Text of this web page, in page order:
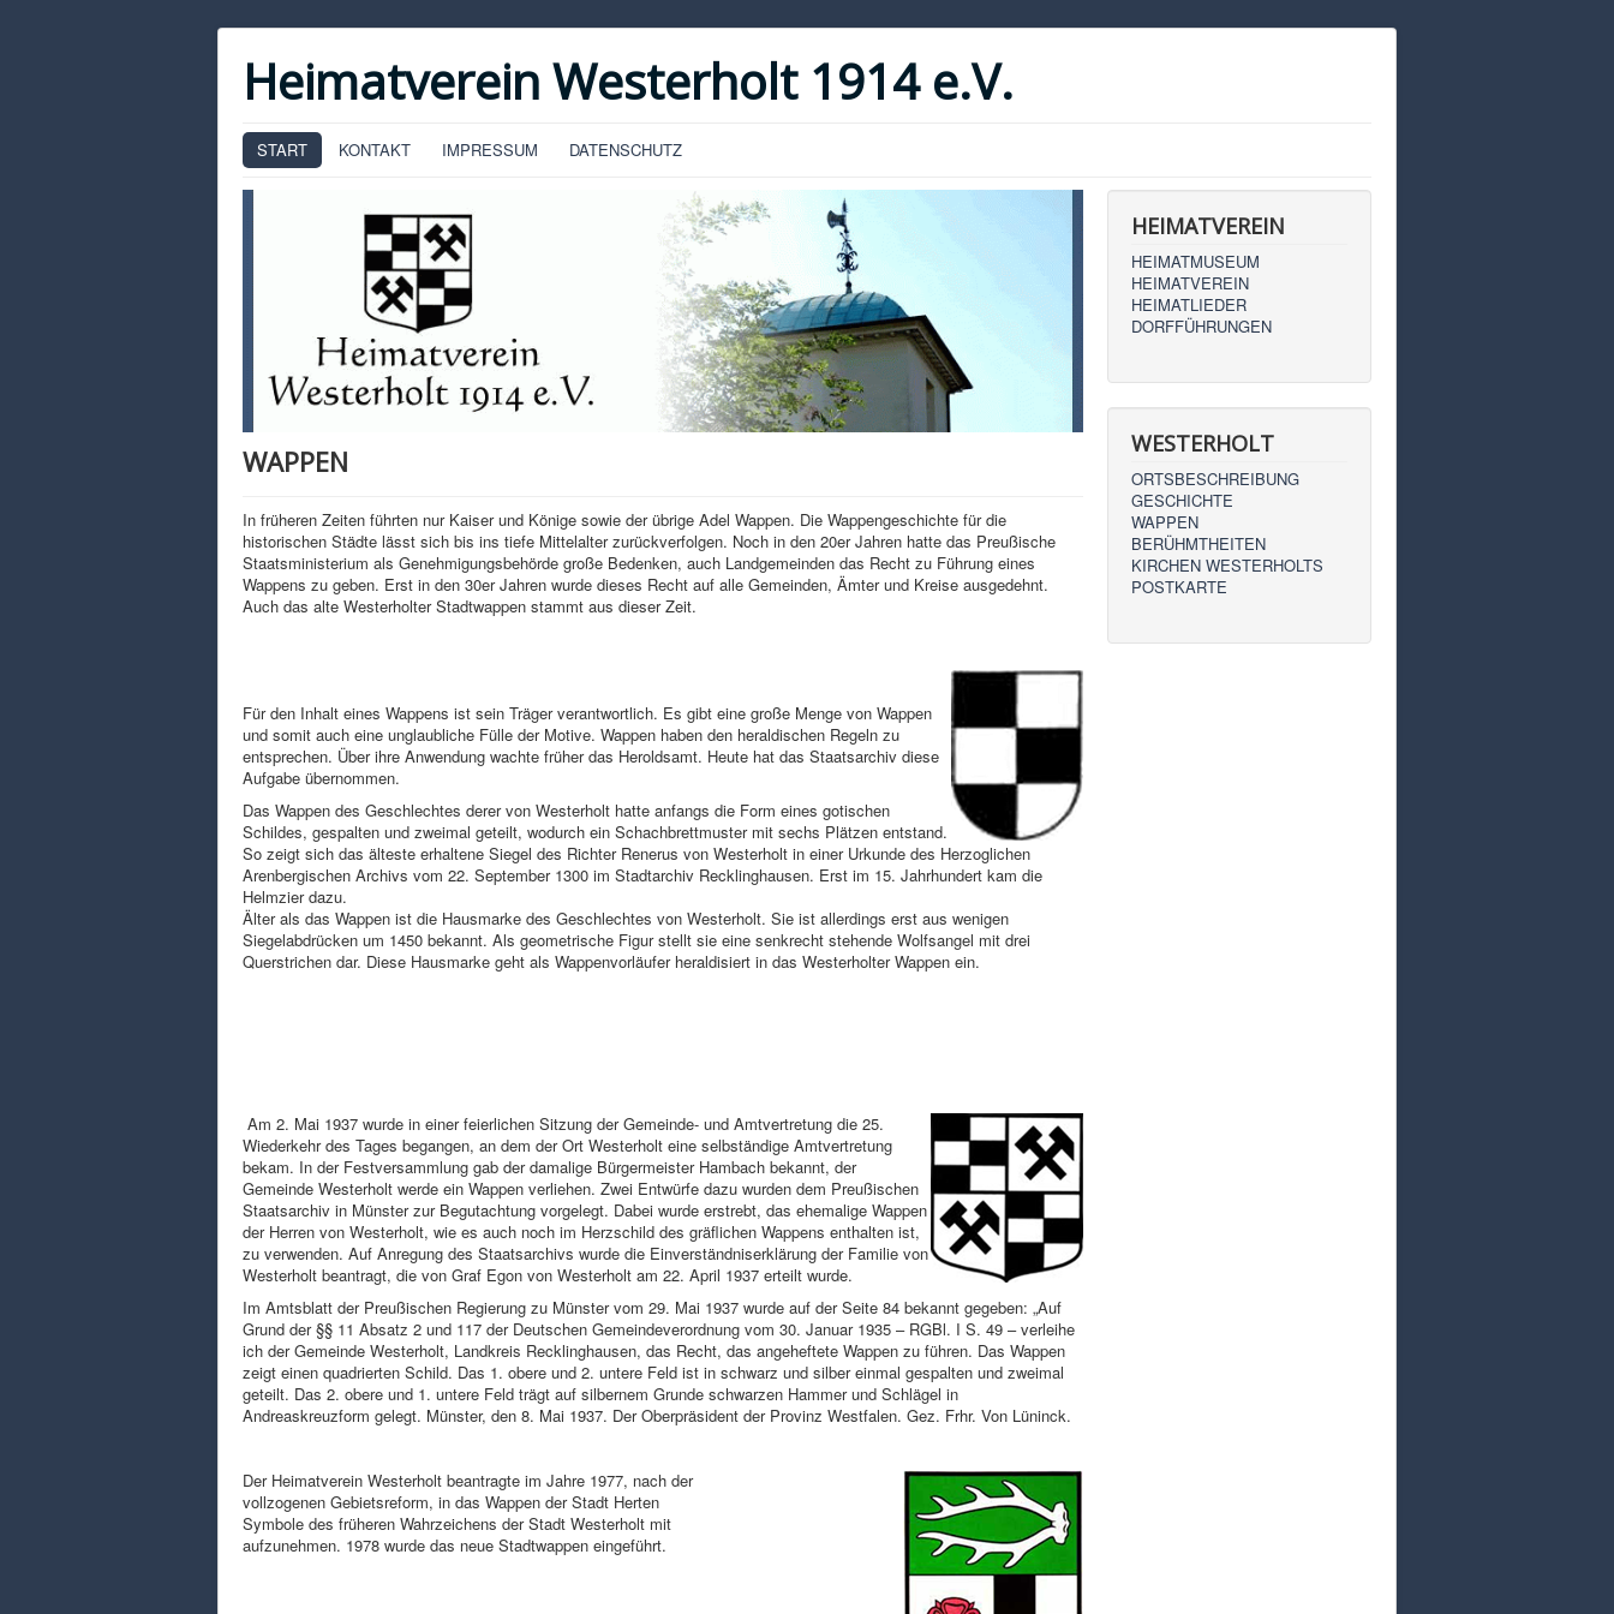
Heimatverein Westerholt 1914 e.V.
START KONTAKT IMPRESSUM DATENSCHUTZ
WAPPEN
In früheren Zeiten führten nur Kaiser und Könige sowie der übrige Adel Wappen. Die Wappengeschichte für die
historischen Städte lässt sich bis ins tiefe Mittelalter zurückverfolgen. Noch in den 20er Jahren hatte das Preußische
Staatsministerium als Genehmigungsbehörde große Bedenken, auch Landgemeinden das Recht zu Führung eines
Wappens zu geben. Erst in den 30er Jahren wurde dieses Recht auf alle Gemeinden, Ämter und Kreise ausgedehnt.
Auch das alte Westerholter Stadtwappen stammt aus dieser Zeit.
Für den Inhalt eines Wappens ist sein Träger verantwortlich. Es gibt eine große Menge von Wappen
und somit auch eine unglaubliche Fülle der Motive. Wappen haben den heraldischen Regeln zu
entsprechen. Über ihre Anwendung wachte früher das Heroldsamt. Heute hat das Staatsarchiv diese
Aufgabe übernommen.
Das Wappen des Geschlechtes derer von Westerholt hatte anfangs die Form eines gotischen
Schildes, gespalten und zweimal geteilt, wodurch ein Schachbrettmuster mit sechs Plätzen entstand.
So zeigt sich das älteste erhaltene Siegel des Richter Renerus von Westerholt in einer Urkunde des Herzoglichen
Arenbergischen Archivs vom 22. September 1300 im Stadtarchiv Recklinghausen. Erst im 15. Jahrhundert kam die
Helmzier dazu.
Älter als das Wappen ist die Hausmarke des Geschlechtes von Westerholt. Sie ist allerdings erst aus wenigen
Siegelabdrücken um 1450 bekannt. Als geometrische Figur stellt sie eine senkrecht stehende Wolfsangel mit drei
Querstrichen dar. Diese Hausmarke geht als Wappenvorläufer heraldisiert in das Westerholter Wappen ein.
Am 2. Mai 1937 wurde in einer feierlichen Sitzung der Gemeinde- und Amtvertretung die 25.
Wiederkehr des Tages begangen, an dem der Ort Westerholt eine selbständige Amtvertretung
bekam. In der Festversammlung gab der damalige Bürgermeister Hambach bekannt, der
Gemeinde Westerholt werde ein Wappen verliehen. Zwei Entwürfe dazu wurden dem Preußischen
Staatsarchiv in Münster zur Begutachtung vorgelegt. Dabei wurde erstrebt, das ehemalige Wappen
der Herren von Westerholt, wie es auch noch im Herzschild des gräflichen Wappens enthalten ist,
zu verwenden. Auf Anregung des Staatsarchivs wurde die Einverständniserklärung der Familie von
Westerholt beantragt, die von Graf Egon von Westerholt am 22. April 1937 erteilt wurde.
Im Amtsblatt der Preußischen Regierung zu Münster vom 29. Mai 1937 wurde auf der Seite 84 bekannt gegeben: „Auf
Grund der §§ 11 Absatz 2 und 117 der Deutschen Gemeindeverordnung vom 30. Januar 1935 – RGBl. I S. 49 – verleihe
ich der Gemeinde Westerholt, Landkreis Recklinghausen, das Recht, das angeheftete Wappen zu führen. Das Wappen
zeigt einen quadrierten Schild. Das 1. obere und 2. untere Feld ist in schwarz und silber einmal gespalten und zweimal
geteilt. Das 2. obere und 1. untere Feld trägt auf silbernem Grunde schwarzen Hammer und Schlägel in
Andreaskreuzform gelegt. Münster, den 8. Mai 1937. Der Oberpräsident der Provinz Westfalen. Gez. Frhr. Von Lüninck.
Der Heimatverein Westerholt beantragte im Jahre 1977, nach der
vollzogenen Gebietsreform, in das Wappen der Stadt Herten
Symbole des früheren Wahrzeichens der Stadt Westerholt mit
aufzunehmen. 1978 wurde das neue Stadtwappen eingeführt.
HEIMATVEREIN
HEIMATMUSEUM
HEIMATVEREIN
HEIMATLIEDER
DORFFÜHRUNGEN
WESTERHOLT
ORTSBESCHREIBUNG
GESCHICHTE
WAPPEN
BERÜHMTHEITEN
KIRCHEN WESTERHOLTS
POSTKARTE